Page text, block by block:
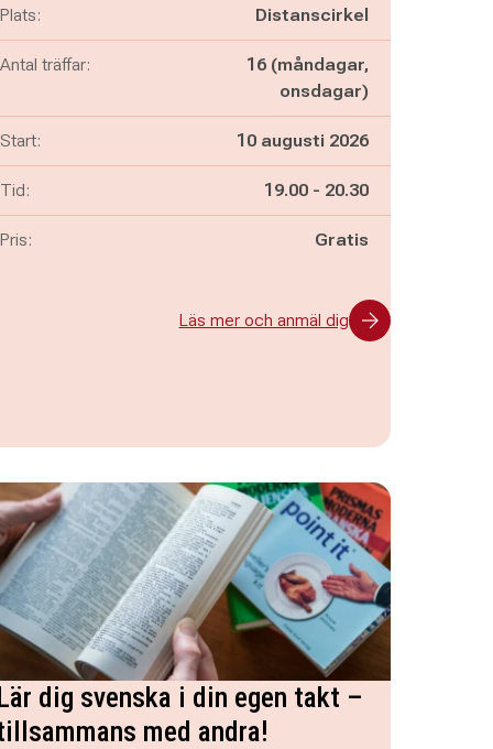
Plats: Distanscirkel
Antal träffar:
16 (måndagar,
onsdagar)
Start: 10 augusti 2026
Tid: Pågår mellan
19.00 - och
20.30
Pris: Gratis
Läs mer och anmäl dig
dig svenska i din egen takt –
med andra!